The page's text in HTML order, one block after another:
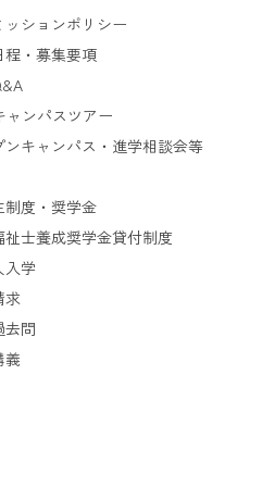
ッションポリシー
程・募集要項
ャンパスツアー
ンキャンパス・進学相談会等
制度・奨学金
祉士養成奨学金貸付制度
入学
求
去問
義